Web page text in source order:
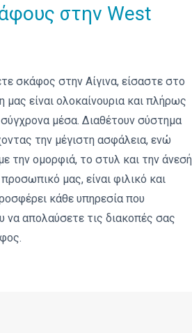
στην West
σκάφος στην Αίγινα, είσαστε στο
είναι ολοκαίνουρια και πλήρως
μέσα. Διαθέτουν σύστημα
την μέγιστη ασφάλεια, ενώ
την ομορφιά, το στυλ και την άνεσή
μας, είναι φιλικό και
κάθε υπηρεσία που
να απολαύσετε τις διακοπές σας